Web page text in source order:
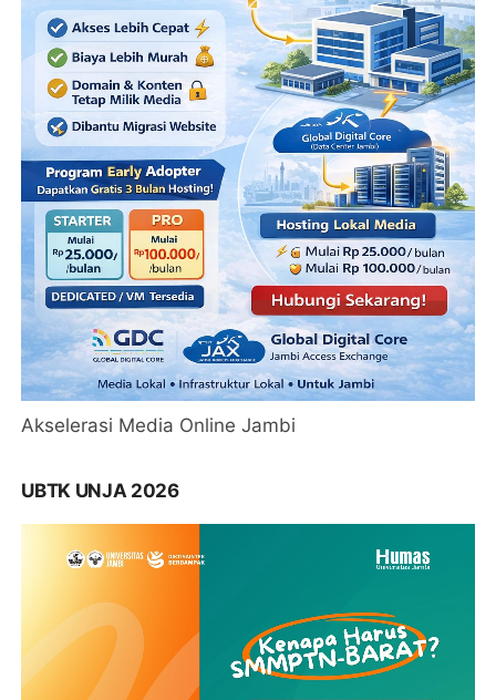
Akselerasi Media Online Jambi
UBTK UNJA 2026